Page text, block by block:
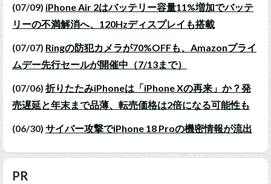
(07/09) iPhone Air 2はバッテリー容量11%増加でバッテ
リーの不満解消へ、120Hzディスプレイも搭載
(07/07) Ringの防犯カメラが70%OFFも、Amazonプライ
ムデー先行セールが開催中（7/13まで）
(07/06) 折りたたみiPhoneは「iPhone Xの再来」か？発
売遅延と年末まで品薄、転売価格は2倍になる可能性も
(06/30) サイバー攻撃でiPhone 18 Proの機密情報が流出
PR